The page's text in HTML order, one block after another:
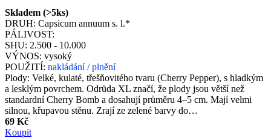
Skladem (>5ks)
DRUH: Capsicum annuum s. l.*
PÁLIVOST:
SHU: 2.500 - 10.000
VÝNOS: vysoký
POUŽITÍ: nakládání / plnění
Plody: Velké, kulaté, třešňovitého tvaru (Cherry Pepper), s hladkým
a lesklým povrchem. Odrůda XL značí, že plody jsou větší než
standardní Cherry Bomb a dosahují průměru 4–5 cm. Mají velmi
silnou, křupavou stěnu. Zrají ze zelené barvy do…
69 Kč
Koupit